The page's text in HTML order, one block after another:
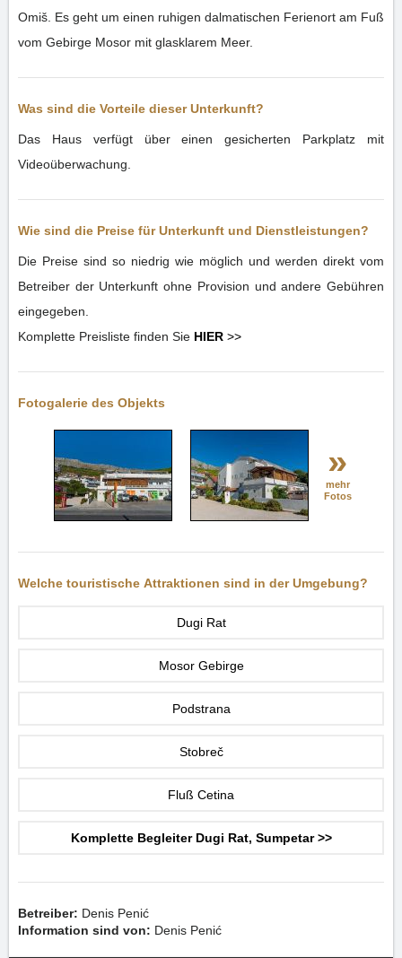
Omiš. Es geht um einen ruhigen dalmatischen Ferienort am Fuß
vom Gebirge Mosor mit glasklarem Meer.
Was sind die Vorteile dieser Unterkunft?
Das Haus verfügt über einen gesicherten Parkplatz mit
Videoüberwachung.
Wie sind die Preise für Unterkunft und Dienstleistungen?
Die Preise sind so niedrig wie möglich und werden direkt vom
Betreiber der Unterkunft ohne Provision und andere Gebühren
eingegeben.
Komplette Preisliste finden Sie HIER >>
Fotogalerie des Objekts
»
mehr
Fotos
Welche touristische Attraktionen sind in der Umgebung?
Dugi Rat
Mosor Gebirge
Podstrana
Stobreč
Fluß Cetina
Komplette Begleiter Dugi Rat, Sumpetar >>
Betreiber: Denis Penić
Information sind von: Denis Penić